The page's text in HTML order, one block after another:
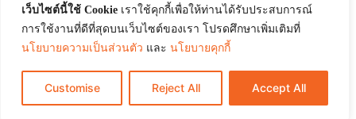
เว็บไซต์นี้ใช้ Cookie เราใช้คุกกี้เพื่อให้ท่านได้รับประสบการณ์
การใช้งานที่ดีที่สุดบนเว็บไซต์ของเรา โปรดศึกษาเพิ่มเติมที่
นโยบายความเป็นส่วนตัว และ นโยบายคุกกี้
Customise Reject All Accept All